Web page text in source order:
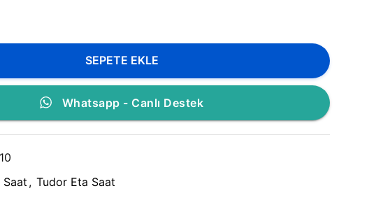
SEPETE EKLE
Whatsapp - Canlı Destek
Saat , Tudor Eta Saat